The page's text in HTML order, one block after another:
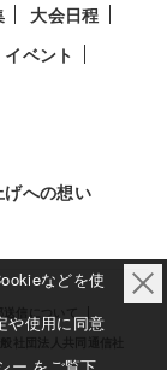
大会日程
イベント
げへの想い
信について
などを使
や使用に同意